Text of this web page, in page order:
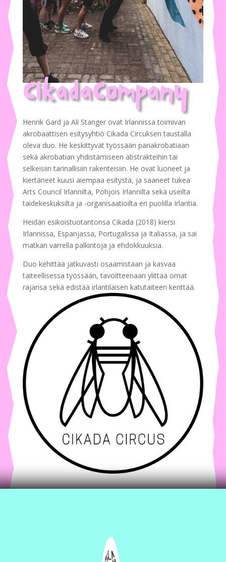
CikadaCompany
Henrik Gard ja Ali Stanger ovat Irlannissa toimivan
akrobaattisen esitysyhtiö Cikada Circuksen taustalla
oleva duo. He keskittyvät työssään pariakrobatiaan
sekä akrobatian yhdistämiseen abstrakteihin tai
selkeisiin tarinallisiin rakenteisiin. He ovat luoneet ja
kiertäneet kuusi aiempaa esitystä, ja saaneet tukea
Arts Council Irlannilta, Pohjois Irlannilta sekä useilta
taidekeskuksilta ja -organisaatioilta eri puolilla Irlantia.
Heidän esikoistuotantonsa Cikada (2018) kiersi
Irlannissa, Espanjassa, Portugalissa ja Italiassa, ja sai
matkan varrella palkintoja ja ehdokkuuksia.
Duo kehittää jatkuvasti osaamistaan ja kasvaa
taiteellisessa työssään, tavoitteenaan ylittää omat
rajansa sekä edistää irlantilaisen katutaiteen kenttää.